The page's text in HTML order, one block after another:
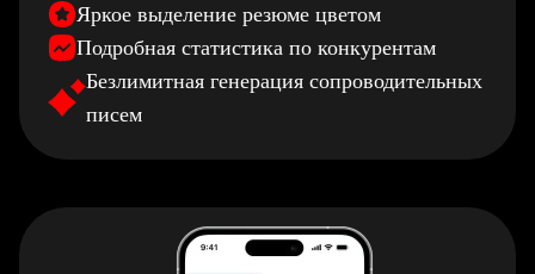
Яркое выделение резюме цветом
Подробная статистика по конкурентам
Безлимитная генерация сопроводительных
писем